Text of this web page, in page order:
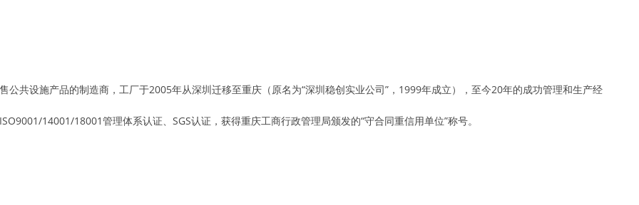
共设施产品的制造商，工厂于2005年从深圳迁移至重庆（原名为“深圳稳创实业公司”，1999年成立），至今20年的成功管理和生产经
14001/18001管理体系认证、SGS认证，获得重庆工商行政管理局颁发的“守合同重信用单位”称号。